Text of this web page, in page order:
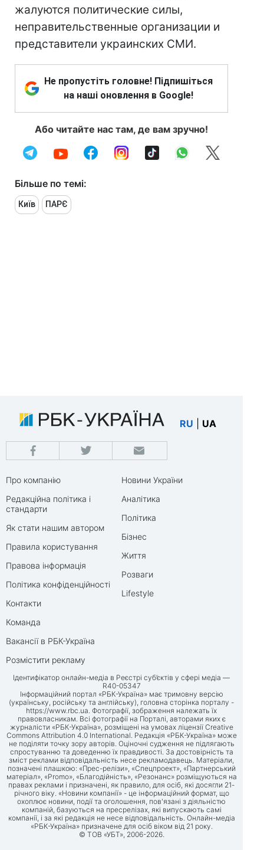
жалуются политические силы,
неправительственные организации и
представители украинских СМИ.
Не пропустіть головне! Підпишіться
на наші оновлення в Google!
Або читайте нас там, де вам зручно!
Більше по темі:
Київ ПАРЄ
RU UA
Про компанію
Редакційна політика і
стандарти
Як стати нашим автором
Правила користування
Правова інформація
Політика конфіденційності
Контакти
Команда
Вакансії в РБК-Україна
Розмістити рекламу
Новини України
Аналітика
Політика
Бізнес
Життя
Розваги
Lifestyle
Ідентифікатор онлайн-медіа в Реєстрі суб’єктів у сфері медіа —
R40-05347
Інформаційний портал «РБК-Україна» має тримовну версію
(українську, російську та англійську), головна сторінка порталу -
https://www.rbc.ua. Фотографії, зображення належать їх
правовласникам. Всі фотографії на Порталі, авторами яких є
журналісти «РБК-Україна», розміщені на умовах ліцензії Creative
Commons Attribution 4.0 International. Редакція «РБК-Україна» може
не поділяти точку зору авторів. Оціночні судження не підлягають
спростуванню та доведенню їх правдивості. За достовірність та
зміст реклами відповідальність несе рекламодавець. Матеріали,
позначені плашкою: «Прес-релізи», «Спецпроект», «Партнерський
матеріал», «Promo», «Благодійність», «Резонанс» розміщуються на
правах реклами і призначені, як правило, для осіб, які досягли 21-
річного віку. «Новини компанії» - це інформаційний формат, що
охоплює новини, події та оголошення, пов'язані з діяльністю
компаній, базуються на пресрелізах, які випускають самі
компанії, і за які редакція не несе відповідальність. Онлайн-медіа
«РБК-Україна» призначене для осіб віком від 21 року.
© ТОВ «УБТ», 2006-2026.